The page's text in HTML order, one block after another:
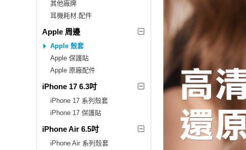
其他廠牌
耳機耗材.配件
Apple 周邊
Apple 殼套
Apple 保護貼
Apple 原廠配件
iPhone 17 6.3吋
iPhone 17 系列殼套
iPhone 17 保護貼
iPhone Air 6.5吋
iPhone Air 系列殼套